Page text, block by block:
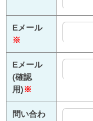
Eメール
※
Eメール
(確認
用)※
問い合わ